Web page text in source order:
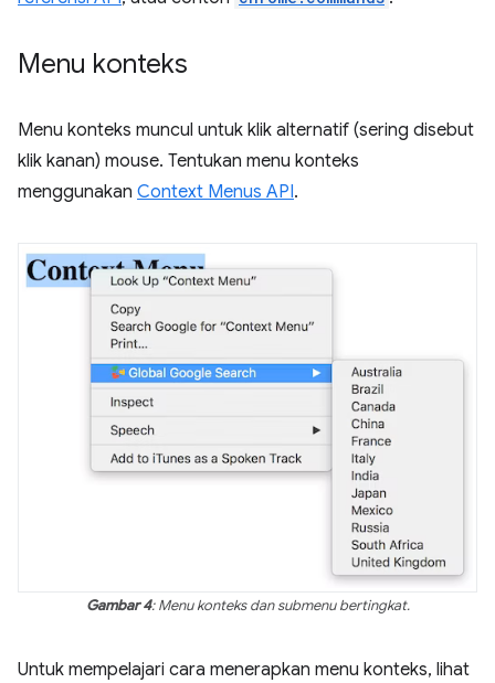
Menu konteks
Menu konteks muncul untuk klik alternatif (sering disebut
klik kanan) mouse. Tentukan menu konteks
menggunakan Context Menus API.
Gambar 4: Menu konteks dan submenu bertingkat.
Untuk mempelajari cara menerapkan menu konteks, lihat